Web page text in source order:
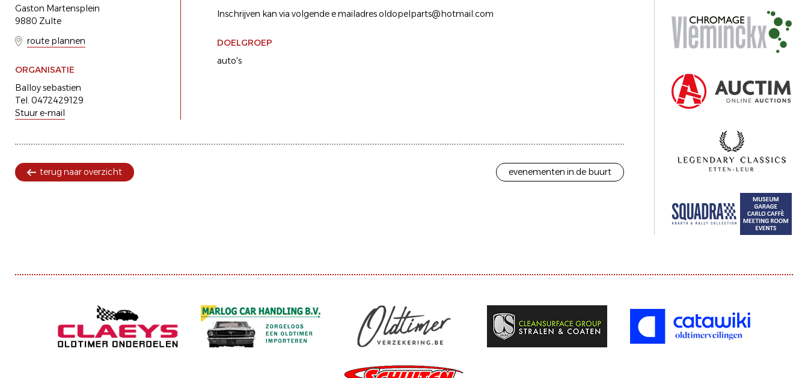
Gaston Martensplein
9880 Zulte
route plannen
ORGANISATIE
Balloy sebastien
Tel. 0472429129
Stuur e-mail
Inschrijven kan via volgende e mailadres oldopelparts@hotmail.com
DOELGROEP
auto's
terug naar overzicht evenementen in de buurt